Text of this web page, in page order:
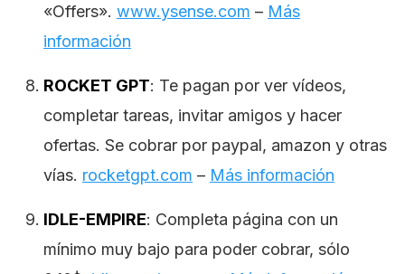
«Offers». www.ysense.com – Más
información
ROCKET GPT: Te pagan por ver vídeos,
completar tareas, invitar amigos y hacer
ofertas. Se cobrar por paypal, amazon y otras
vías. rocketgpt.com – Más información
IDLE-EMPIRE: Completa página con un
mínimo muy bajo para poder cobrar, sólo